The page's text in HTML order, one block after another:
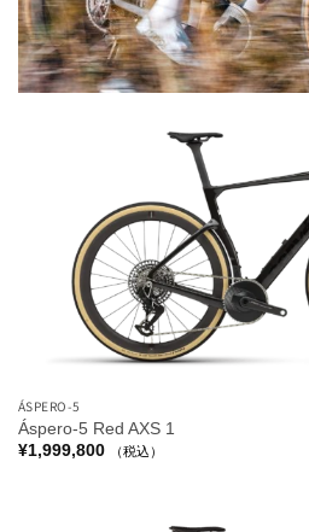
ÁSPERO-5
Áspero-5 Red AXS 1
¥1,999,800 （税込）